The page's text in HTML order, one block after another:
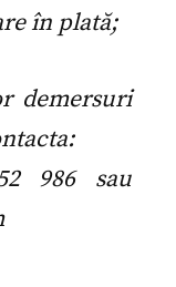
în plată;
demersuri
986 sau